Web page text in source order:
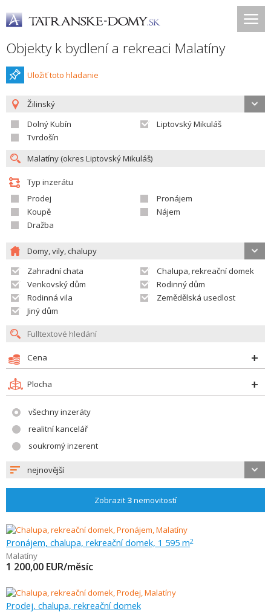
Objekty k bydlení a rekreaci Malatíny
Uložiť toto hladanie
Žilinský
Dolný Kubín
Liptovský Mikuláš
Tvrdošín
Typ inzerátu
Prodej
Pronájem
Koupě
Nájem
Dražba
Domy, vily, chalupy
Zahradní chata
Chalupa, rekreační domek
Venkovský dům
Rodinný dům
Rodinná vila
Zemědělská usedlost
Jiný dům
Cena
Plocha
všechny inzeráty
realitní kancelář
soukromý inzerent
nejnovější
Zobrazit 3nemovitostí
Pronájem, chalupa, rekreační domek, 1 595 m2
Malatíny
1 200,00 EUR/měsíc
Prodej, chalupa, rekreační domek